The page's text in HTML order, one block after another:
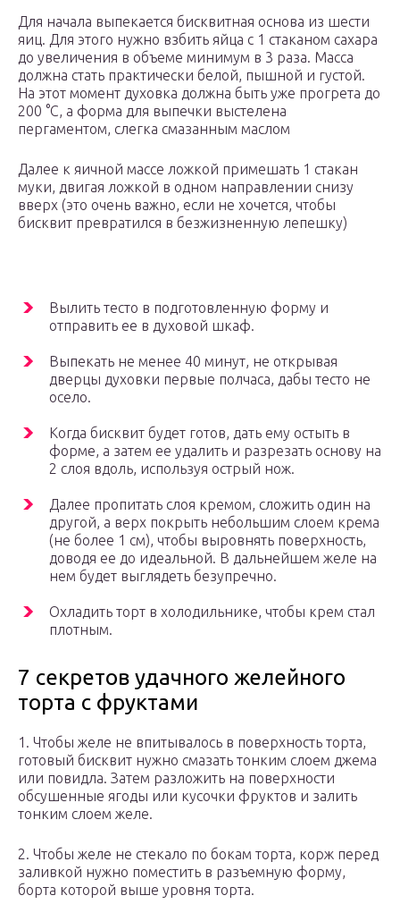
Для начала выпекается бисквитная основа из шести
яиц. Для этого нужно взбить яйца с 1 стаканом сахара
до увеличения в объеме минимум в 3 раза. Масса
должна стать практически белой, пышной и густой.
На этот момент духовка должна быть уже прогрета до
200 °С, а форма для выпечки выстелена
пергаментом, слегка смазанным маслом
Далее к яичной массе ложкой примешать 1 стакан
муки, двигая ложкой в одном направлении снизу
вверх (это очень важно, если не хочется, чтобы
бисквит превратился в безжизненную лепешку)
Вылить тесто в подготовленную форму и
отправить ее в духовой шкаф.
Выпекать не менее 40 минут, не открывая
дверцы духовки первые полчаса, дабы тесто не
осело.
Когда бисквит будет готов, дать ему остыть в
форме, а затем ее удалить и разрезать основу на
2 слоя вдоль, используя острый нож.
Далее пропитать слоя кремом, сложить один на
другой, а верх покрыть небольшим слоем крема
(не более 1 см), чтобы выровнять поверхность,
доводя ее до идеальной. В дальнейшем желе на
нем будет выглядеть безупречно.
Охладить торт в холодильнике, чтобы крем стал
плотным.
7 секретов удачного желейного
торта с фруктами
1. Чтобы желе не впитывалось в поверхность торта,
готовый бисквит нужно смазать тонким слоем джема
или повидла. Затем разложить на поверхности
обсушенные ягоды или кусочки фруктов и залить
тонким слоем желе.
2. Чтобы желе не стекало по бокам торта, корж перед
заливкой нужно поместить в разъемную форму,
борта которой выше уровня торта.